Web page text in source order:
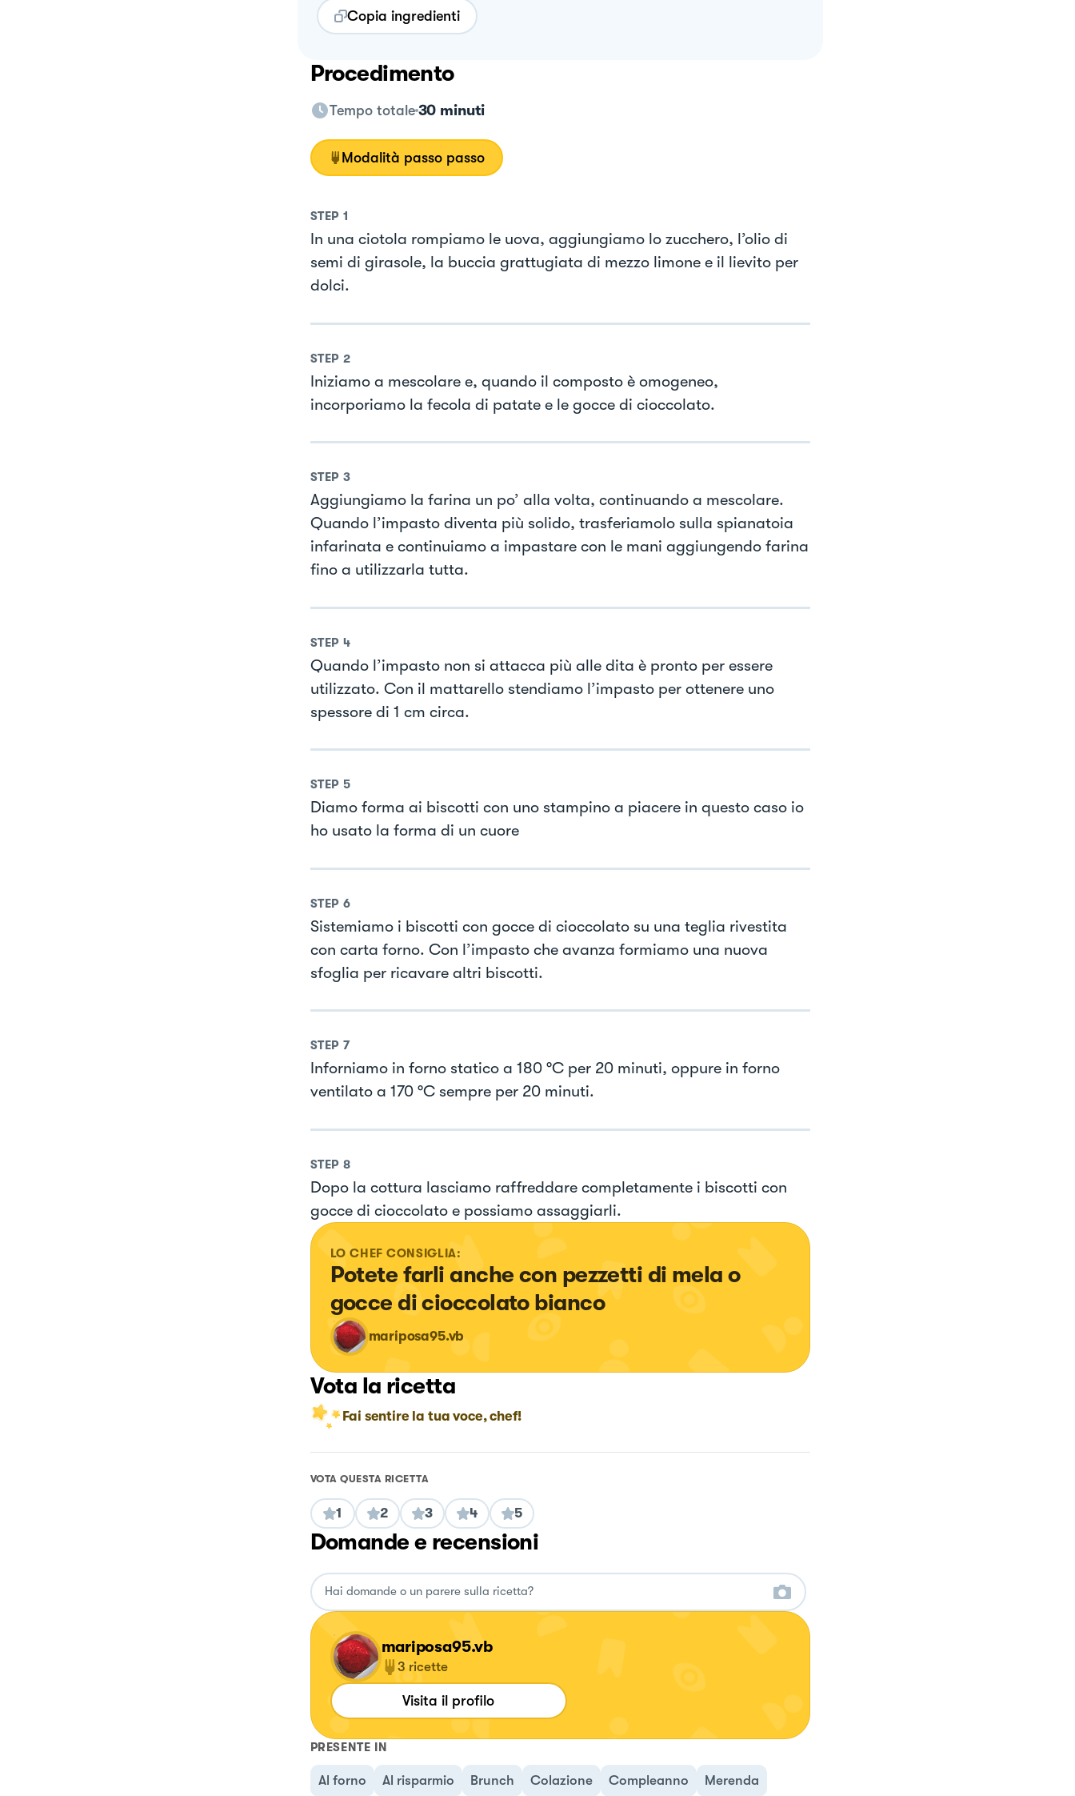
Copia ingredienti
Procedimento
Tempo totale 30 minuti
Modalità passo passo
STEP 1
In una ciotola rompiamo le uova, aggiungiamo lo zucchero, l’olio di
semi di girasole, la buccia grattugiata di mezzo limone e il lievito per
dolci.
STEP 2
Iniziamo a mescolare e, quando il composto è omogeneo,
incorporiamo la fecola di patate e le gocce di cioccolato.
STEP 3
Aggiungiamo la farina un po’ alla volta, continuando a mescolare.
Quando l’impasto diventa più solido, trasferiamolo sulla spianatoia
infarinata e continuiamo a impastare con le mani aggiungendo farina
fino a utilizzarla tutta.
STEP 4
Quando l’impasto non si attacca più alle dita è pronto per essere
utilizzato. Con il mattarello stendiamo l’impasto per ottenere uno
spessore di 1 cm circa.
STEP 5
Diamo forma ai biscotti con uno stampino a piacere in questo caso io
ho usato la forma di un cuore
STEP 6
Sistemiamo i biscotti con gocce di cioccolato su una teglia rivestita
con carta forno. Con l’impasto che avanza formiamo una nuova
sfoglia per ricavare altri biscotti.
STEP 7
Inforniamo in forno statico a 180 °C per 20 minuti, oppure in forno
ventilato a 170 °C sempre per 20 minuti.
STEP 8
Dopo la cottura lasciamo raffreddare completamente i biscotti con
gocce di cioccolato e possiamo assaggiarli.
LO CHEF CONSIGLIA:
Potete farli anche con pezzetti di mela o
gocce di cioccolato bianco
mariposa95.vb
Vota la ricetta
Fai sentire la tua voce, chef!
VOTA QUESTA RICETTA
1 2 3 4 5
Domande e recensioni
mariposa95.vb
3 ricette
Visita il profilo
PRESENTE IN
Al forno Al risparmio Brunch Colazione Compleanno Merenda